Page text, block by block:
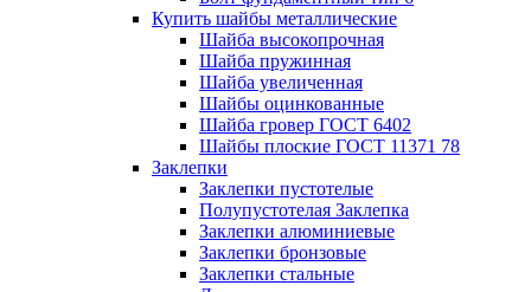
Купить шайбы металлические
Шайба высокопрочная
Шайба пружинная
Шайба увеличенная
Шайбы оцинкованные
Шайба гровер ГОСТ 6402
Шайбы плоские ГОСТ 11371 78
Заклепки
Заклепки пустотелые
Полупустотелая Заклепка
Заклепки алюминиевые
Заклепки бронзовые
Заклепки стальные